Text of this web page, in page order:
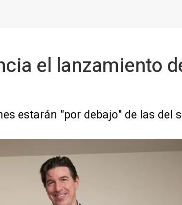
el lanzamiento
estarán "por debajo" de las del